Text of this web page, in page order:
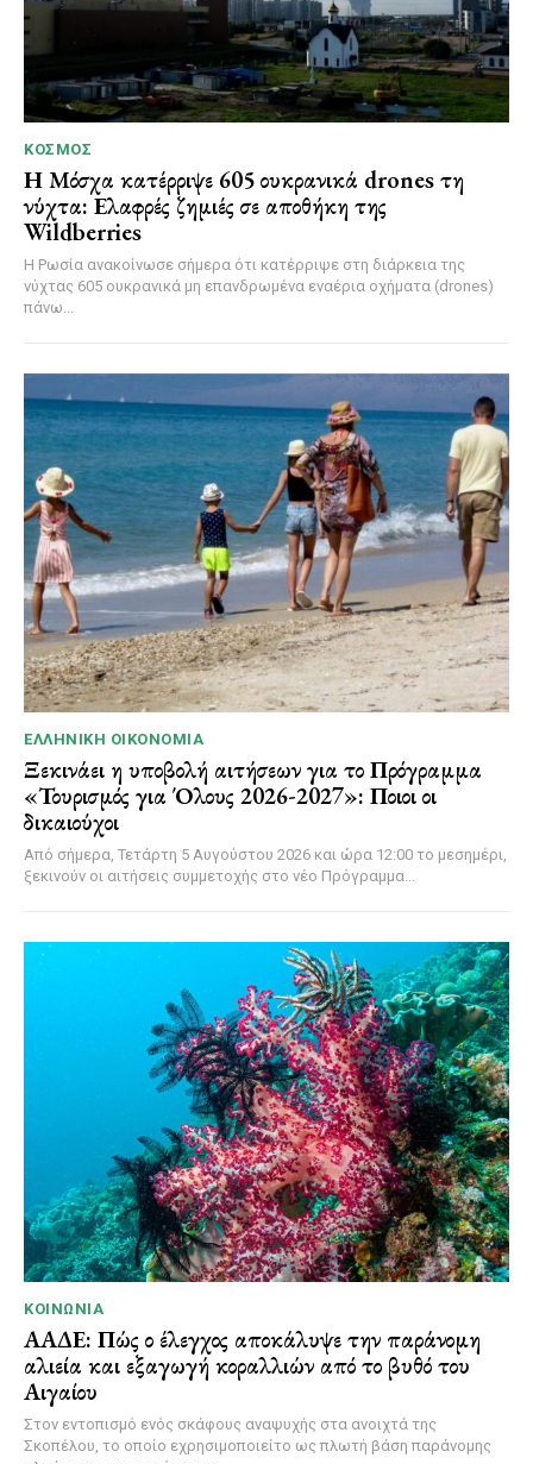
ΚΌΣΜΟΣ
Η Μόσχα κατέρριψε 605 ουκρανικά drones τη
νύχτα: Ελαφρές ζημιές σε αποθήκη της
Wildberries
Η Ρωσία ανακοίνωσε σήμερα ότι κατέρριψε στη διάρκεια της
νύχτας 605 ουκρανικά μη επανδρωμένα εναέρια οχήματα (drones)
πάνω...
ΕΛΛΗΝΙΚΉ ΟΙΚΟΝΟΜΊΑ
Ξεκινάει η υποβολή αιτήσεων για το Πρόγραμμα
«Τουρισμός για Όλους 2026-2027»: Ποιοι οι
δικαιούχοι
Από σήμερα, Τετάρτη 5 Αυγούστου 2026 και ώρα 12:00 το μεσημέρι,
ξεκινούν οι αιτήσεις συμμετοχής στο νέο Πρόγραμμα...
ΚΟΙΝΩΝΊΑ
ΑΑΔΕ: Πώς ο έλεγχος αποκάλυψε την παράνομη
αλιεία και εξαγωγή κοραλλιών από το βυθό του
Αιγαίου
Στον εντοπισμό ενός σκάφους αναψυχής στα ανοιχτά της
Σκοπέλου, το οποίο εχρησιμοποιείτο ως πλωτή βάση παράνομης